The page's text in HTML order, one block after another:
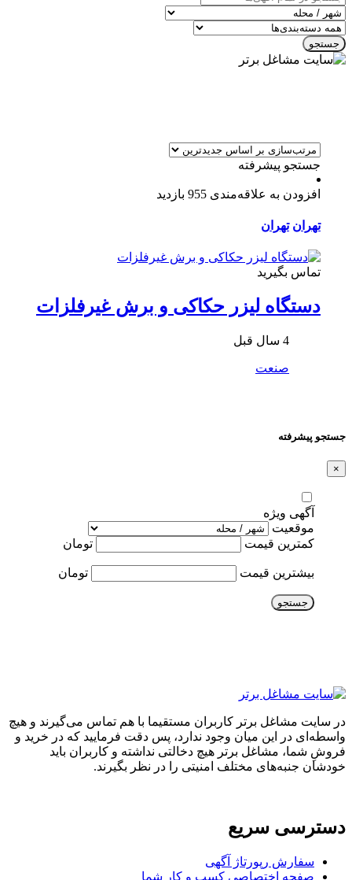
جستجو
جستجو پیشرفته
افزودن به علاقه‌مندی 955 بازدید
تهران تهران
تماس بگیرید
دستگاه لیزر حکاکی و برش غیرفلزات
4 سال قبل
صنعت
جستجو پیشرفته
×
آگهی ویژه
موقعیت
کمترین قیمت
تومان
بیشترین قیمت تومان
جستجو
در سایت مشاغل برتر کاربران مستقیما با هم تماس می‌گیرند و هیچ
واسطه‌ای در این میان وجود ندارد، پس دقت فرمایید که در خرید و
فروشِ شما، مشاغل برتر هیچ دخالتی نداشته و کاربران باید
خودشان جنبه‌های مختلف امنیتی را در نظر بگیرند.
دسترسی سریع
سفارش رپورتاژ آگهی
صفحه اختصاصی کسب و کار شما